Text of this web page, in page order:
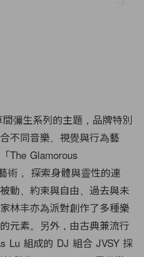
彌生系列的主題，品牌特別
不同音樂、視覺與行為藝
The Glamorous
術， 探索身體與靈性的連
動、約束與自由、過去與未
林丰亦為派對創作了多種樂
元素。另外，由古典兼流行
Lu 組成的 DJ 組合 JVSY 採